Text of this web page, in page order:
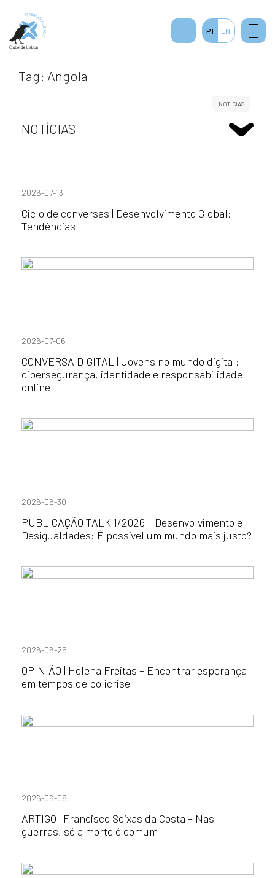
Tag: Angola
NOTÍCIAS
NOTÍCIAS
2026-07-13
Ciclo de conversas | Desenvolvimento Global:
Tendências
2026-07-06
CONVERSA DIGITAL | Jovens no mundo digital:
cibersegurança, identidade e responsabilidade
online
2026-06-30
PUBLICAÇÃO TALK 1/2026 – Desenvolvimento e
Desigualdades: É possível um mundo mais justo?
2026-06-25
OPINIÃO | Helena Freitas – Encontrar esperança
em tempos de policrise
2026-06-08
ARTIGO | Francisco Seixas da Costa – Nas
guerras, só a morte é comum
PT EN